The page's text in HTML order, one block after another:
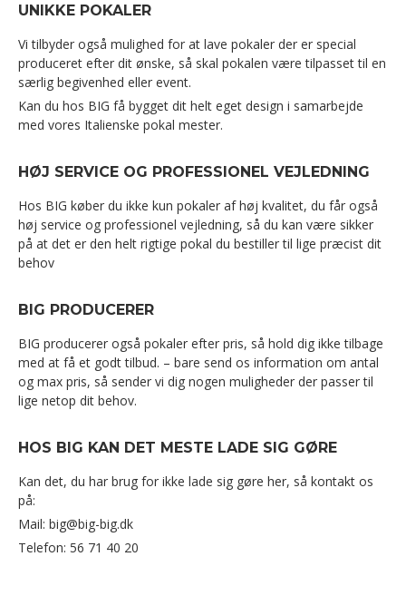
UNIKKE POKALER
Vi tilbyder også mulighed for at lave pokaler der er special
produceret efter dit ønske, så skal pokalen være tilpasset til en
særlig begivenhed eller event.
Kan du hos BIG få bygget dit helt eget design i samarbejde
med vores Italienske pokal mester.
HØJ SERVICE OG PROFESSIONEL VEJLEDNING
Hos BIG køber du ikke kun pokaler af høj kvalitet, du får også
høj service og professionel vejledning, så du kan være sikker
på at det er den helt rigtige pokal du bestiller til lige præcist dit
behov
BIG PRODUCERER
BIG producerer også pokaler efter pris, så hold dig ikke tilbage
med at få et godt tilbud. – bare send os information om antal
og max pris, så sender vi dig nogen muligheder der passer til
lige netop dit behov.
HOS BIG KAN DET MESTE LADE SIG GØRE
Kan det, du har brug for ikke lade sig gøre her, så kontakt os
på:
Mail: big@big-big.dk
Telefon: 56 71 40 20